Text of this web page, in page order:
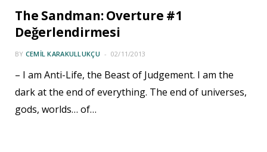
The Sandman: Overture #1
Değerlendirmesi
BY CEMIL KARAKULLUKÇU 02/11/2013
– I am Anti-Life, the Beast of Judgement. I am the
dark at the end of everything. The end of universes,
gods, worlds… of…